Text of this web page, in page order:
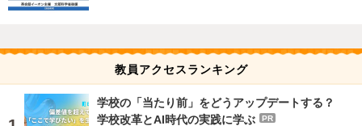
教員アクセスランキング
学校の「当たり前」をどうアップデートする？
学校改革とAI時代の実践に学ぶ
PR